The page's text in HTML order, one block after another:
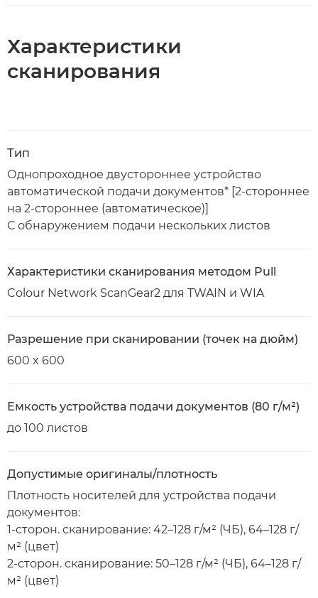
Характеристики
сканирования
Тип
Однопроходное двустороннее устройство
автоматической подачи документов* [2-стороннее
на 2-стороннее (автоматическое)]
С обнаружением подачи нескольких листов
Характеристики сканирования методом Pull
Colour Network ScanGear2 для TWAIN и WIA
Разрешение при сканировании (точек на дюйм)
600 x 600
Емкость устройства подачи документов (80 г/м²)
до 100 листов
Допустимые оригиналы/плотность
Плотность носителей для устройства подачи
документов:
1-сторон. сканирование: 42–128 г/м² (ЧБ), 64–128 г/
м² (цвет)
2-сторон. сканирование: 50–128 г/м² (ЧБ), 64–128 г/
м² (цвет)